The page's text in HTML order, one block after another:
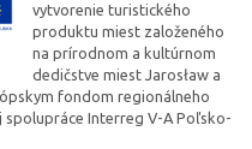
vytvorenie turistického
produktu miest založeného
na prírodnom a kultúrnom
dedičstve miest Jarosław a
fondom regionálneho
Interreg V-A Poľsko-